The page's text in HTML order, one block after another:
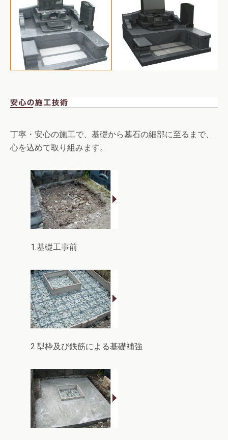
丁寧・安心の施工で、基礎から墓石の細部に至るまで、
心を込めて取り組みます。
1.基礎工事前
2.型枠及び鉄筋による基礎補強